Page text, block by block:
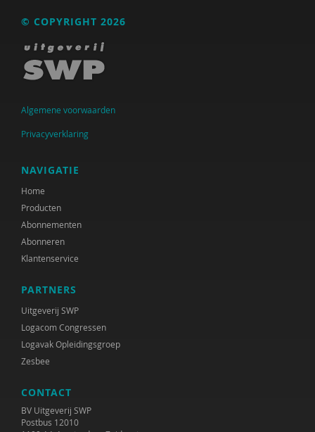
© COPYRIGHT 2026
Algemene voorwaarden
Privacyverklaring
NAVIGATIE
Home
Producten
Abonnementen
Abonneren
Klantenservice
PARTNERS
Uitgeverij SWP
Logacom Congressen
Logavak Opleidingsgroep
Zesbee
CONTACT
BV Uitgeverij SWP
Postbus 12010